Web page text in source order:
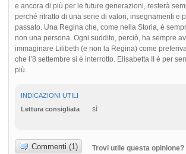
e ancora di più per le future generazioni, resterà
perché ritratto di una serie di valori, insegnamenti e
passato. Una Regina che, come nella Storia, è
non una persona. Ogni suddito, perciò, ha sempre
immaginare Lilibeth (e non la Regina) come
che l’8 settembre si è interrotto. Elisabetta II è per
più.
INDICAZIONI UTILI
Lettura consigliata
sì
Commenti (1) Trovi utile questa opinione?